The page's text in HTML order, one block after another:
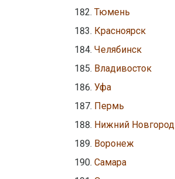
Тюмень
Красноярск
Челябинск
Владивосток
Уфа
Пермь
Нижний Новгород
Воронеж
Самара